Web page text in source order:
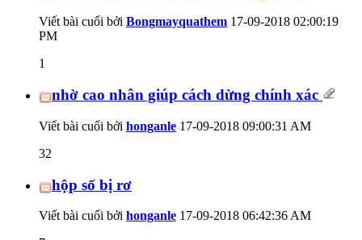
Viết bài cuối bởi Bongmayquathem 17-09-2018 02:00:19
PM
1
nhờ cao nhân giúp cách dừng chính xác
Viết bài cuối bởi honganle 17-09-2018 09:00:31 AM
32
hộp số bị rơ
Viết bài cuối bởi honganle 17-09-2018 06:42:36 AM